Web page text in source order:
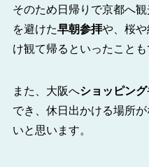
そのため日帰りで京都へ
を避けた早朝参拝や、桜
け観て帰るといったことも
また、大阪へショッピング
でき、休日出かける場所
いと思います。